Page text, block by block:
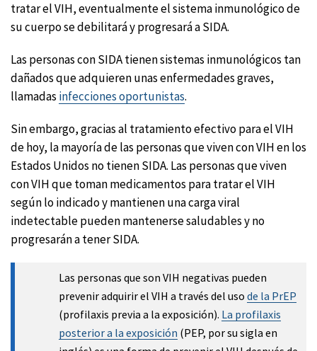
tratar el VIH, eventualmente el sistema inmunológico de
su cuerpo se debilitará y progresará a SIDA.
Las personas con SIDA tienen sistemas inmunológicos tan
dañados que adquieren unas enfermedades graves,
llamadas infecciones oportunistas.
Sin embargo, gracias al tratamiento efectivo para el VIH
de hoy, la mayoría de las personas que viven con VIH en los
Estados Unidos no tienen SIDA. Las personas que viven
con VIH que toman medicamentos para tratar el VIH
según lo indicado y mantienen una carga viral
indetectable pueden mantenerse saludables y no
progresarán a tener SIDA.
Las personas que son VIH negativas pueden
prevenir adquirir el VIH a través del uso de la PrEP
(profilaxis previa a la exposición). La profilaxis
posterior a la exposición (PEP, por su sigla en